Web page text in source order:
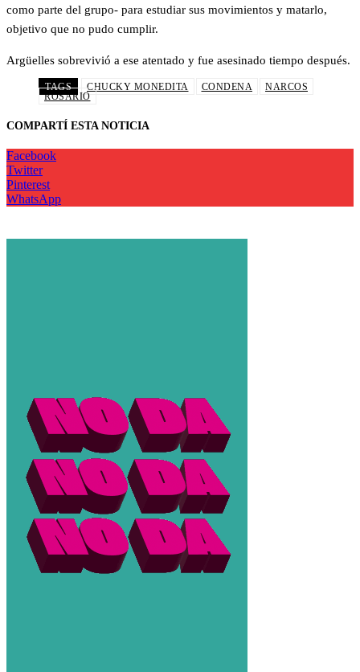
como parte del grupo- para estudiar sus movimientos y matarlo,
objetivo que no pudo cumplir.
Argüelles sobrevivió a ese atentado y fue asesinado tiempo después.
TAGS CHUCKY MONEDITA CONDENA
NARCOS
ROSARIO
COMPARTÍ ESTA NOTICIA
Facebook
Twitter
Pinterest
WhatsApp